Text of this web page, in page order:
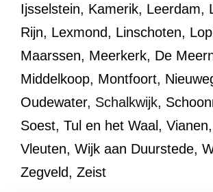
Ijsselstein, Kamerik, Leerdam,
Rijn, Lexmond, Linschoten,
Maarssen, Meerkerk, De
Middelkoop, Montfoort,
Oudewater, Schalkwijk,
Soest, Tul en het Waal , Vianen,
Vleuten, Wijk aan Duurstede,
Zegveld, Zeist